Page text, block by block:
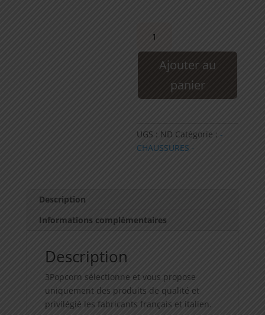
BASKETS
CHRISTELLE
Ajouter au
panier
UGS : ND Catégorie : -
CHAUSSURES -
Description
Informations complémentaires
Description
3Popcorn sélectionne et vous propose
uniquement des produits de qualité et
privilégié les fabricants français et italien.